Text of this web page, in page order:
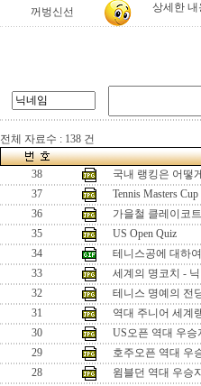
꺼벙신선
상세한 내
전체 자료수 : 138 건
38
국내 랭킹은 어떻
37
Tennis Masters Cup
36
가을철 클레이코
35
US Open Quiz
34
테니스공에 대하여
33
세계의 명코치 -
32
테니스 명예의 전
31
역대 주니어 세계
30
US오픈 역대 우승
29
호주오픈 역대 우
28
윔블던 역대 우승